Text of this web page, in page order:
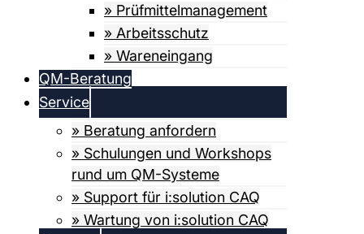
» Prüfmittel­­management
» Arbeitsschutz
» Wareneingang
QM-Beratung
Service
» Beratung anfordern
» Schulungen und Workshops
rund um QM-Systeme
» Support für i:solution CAQ
» Wartung von i:solution CAQ